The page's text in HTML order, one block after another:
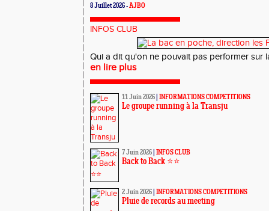
8 Juillet 2026 -AJBO
INFOS CLUB
Qui a dit qu'on ne pouvait pas performer sur
en lire plus
11 Juin 2026 INFORMATIONS COMPETITIONS
Le groupe running à la Transju
7 Juin 2026 INFOS CLUB
Back to Back ⭐️⭐️
2 Juin 2026 INFORMATIONS COMPETITIONS
Pluie de records au meeting